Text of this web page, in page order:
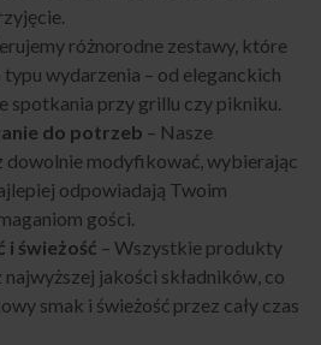
różnorodne zestawy, które
typu wydarzenia – od eleganckich
spotkania przy grillu czy pikniku.
do potrzeb – Nasze
dowolnie modyfikować, wybierając
odpowiadają Twoim
gości.
i świeżość – Wszystkie produkty
jakości składników, co
smak i świeżość przez cały czas